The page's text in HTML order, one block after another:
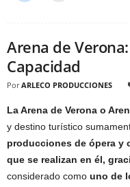
Arena de
Capacidad
Por ARLECO PRODUCCIONES
La Arena de Verona o
y destino turístico
producciones de ópera y
que se realizan en él,
considerado como uno de